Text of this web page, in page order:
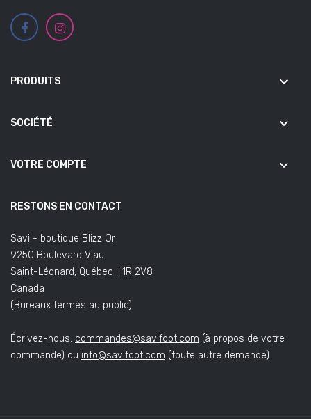
PRODUITS keyboard_arrow_down
SOCIÉTÉ keyboard_arrow_down
VOTRE COMPTE keyboard_arrow_down
RESTONS EN CONTACT
Savi - boutique Blizz Or
9250 Boulevard Viau
Saint-Léonard, Québec H1R 2V8
Canada
(Bureaux fermés au public)
Écrivez-nous: commandes@savifoot.com (à propos de votre
commande) ou info@savifoot.com (toute autre demande)